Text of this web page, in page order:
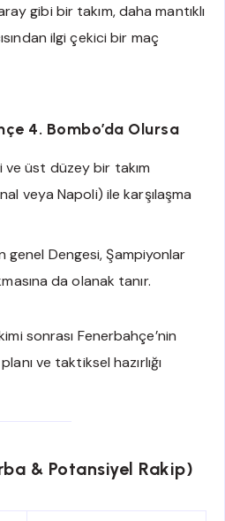
gibi bir takım, daha mantıklı
ilgi çekici bir maç
4. Bombo’da Olursa
üst düzey bir takım
veya Napoli) ile karşılaşma
genel Dengesi, Şampiyonlar
da olanak tanır.
sonrası Fenerbahçe’nin
ve taktiksel hazırlığı
& Potansiyel Rakip)